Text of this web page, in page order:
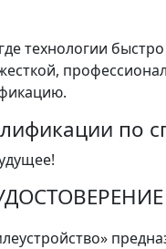
технологии
по